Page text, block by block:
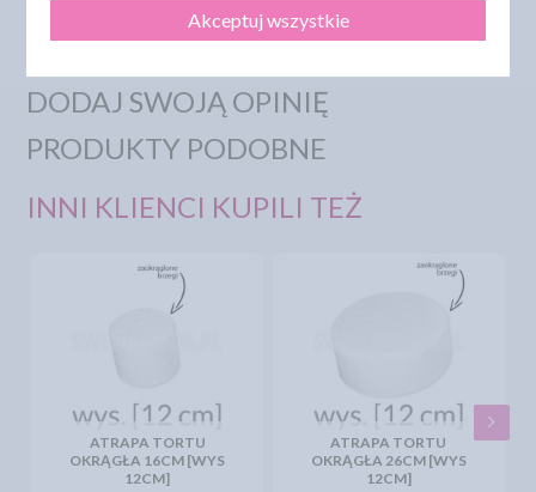
DODAJ SWOJĄ OPINIĘ
PRODUKTY PODOBNE
INNI KLIENCI KUPILI TEŻ
ATRAPA TORTU
OKRĄGŁA 16CM [WYS
12CM]
ATRAPA TORTU
OKRĄGŁA 26CM [WYS
12CM]
Akceptuj wszystkie